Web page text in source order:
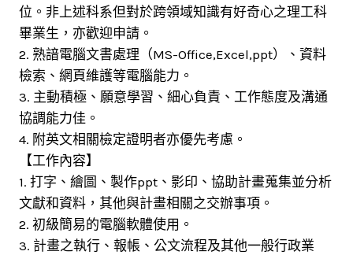
位。非上述科系但對於跨領域知識有好奇心之理工科
畢業生，亦歡迎申請。
2. 熟諳電腦文書處理（MS-Office,Excel,ppt）、資料
檢索、網頁維護等電腦能力。
3. 主動積極、願意學習、細心負責、工作態度及溝通
協調能力佳。
4. 附英文相關檢定證明者亦優先考慮。
【工作內容】
1. 打字、繪圖、製作ppt、影印、協助計畫蒐集並分析
文獻和資料，其他與計畫相關之交辦事項。
2. 初級簡易的電腦軟體使用。
3. 計畫之執行、報帳、公文流程及其他一般行政業